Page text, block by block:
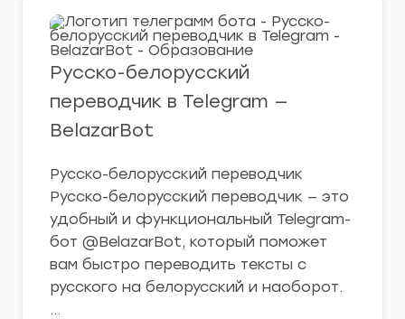
Русско-белорусский
переводчик в Telegram —
BelazarBot
Русско-белорусский переводчик
Русско-белорусский переводчик — это
удобный и функциональный Telegram-
бот @BelazarBot, который поможет
вам быстро переводить тексты с
русского на белорусский и наоборот.
…